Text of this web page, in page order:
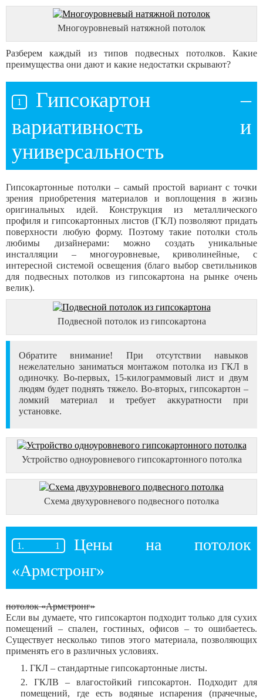
Многоуровневый натяжной потолок
Разберем каждый из типов подвесных потолков. Какие
преимущества они дают и какие недостатки скрывают?
Гипсокартон –
вариативность и
универсальность
Гипсокартонные потолки – самый простой вариант с точки
зрения приобретения материалов и воплощения в жизнь
оригинальных идей. Конструкция из металлического
профиля и гипсокартонных листов (ГКЛ) позволяют придать
поверхности любую форму. Поэтому такие потолки столь
любимы дизайнерами: можно создать уникальные
инсталляции – многоуровневые, криволинейные, с
интересной системой освещения (благо выбор светильников
для подвесных потолков из гипсокартона на рынке очень
велик).
Подвесной потолок из гипсокартона
Обратите внимание! При отсутствии навыков
нежелательно заниматься монтажом потолка из ГКЛ в
одиночку. Во-первых, 15-килограммовый лист и двум
людям будет поднять тяжело. Во-вторых, гипсокартон –
ломкий материал и требует аккуратности при
установке.
Устройство одноуровневого гипсокартонного потолка
Схема двухуровневого подвесного потолка
Цены на потолок
«Армстронг»
потолок «Армстронг»
Если вы думаете, что гипсокартон подходит только для сухих
помещений – спален, гостиных, офисов – то ошибаетесь.
Существует несколько типов этого материала, позволяющих
применять его в различных условиях.
ГКЛ – стандартные гипсокартонные листы.
ГКЛВ – влагостойкий гипсокартон. Подходит для
помещений, где есть водяные испарения (прачечные,